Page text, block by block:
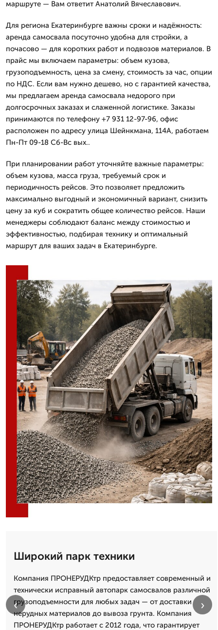
маршруте — Вам ответит Анатолий Вячеславович.
Для региона Екатеринбурге важны сроки и надёжность:
аренда самосвала посуточно удобна для стройки, а
почасово — для коротких работ и подвозов материалов. В
прайс мы включаем параметры: объем кузова,
грузоподъемность, цена за смену, стоимость за час, опции
по НДС. Если вам нужно дешево, но с гарантией качества,
мы предлагаем аренда самосвала недорого при
долгосрочных заказах и слаженной логистике. Заказы
принимаются по телефону +7 931 12-97-96, офис
расположен по адресу улица Шейнкмана, 114А, работаем
Пн-Пт 09-18 Сб-Вс вых..
При планировании работ уточняйте важные параметры:
объем кузова, масса груза, требуемый срок и
периодичность рейсов. Это позволяет предложить
максимально выгодный и экономичный вариант, снизить
цену за куб и сократить общее количество рейсов. Наши
менеджеры соблюдают баланс между стоимостью и
эффективностью, подбирая технику и оптимальный
маршрут для ваших задач в Екатеринбурге.
Широкий парк техники
Компания ПРОНЕРУДКтр предоставляет современный и
технически исправный автопарк самосвалов различной
грузоподъемности для любых задач — от доставки
нерудных материалов до вывоза грунта. Компания
ПРОНЕРУДКтр работает с 2012 года, что гарантирует
‹ ›